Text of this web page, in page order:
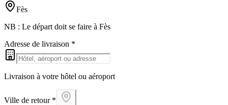
Fès
NB : Le départ doit se faire à Fès
Adresse de livraison *
Livraison à votre hôtel ou aéroport
Ville de retour *